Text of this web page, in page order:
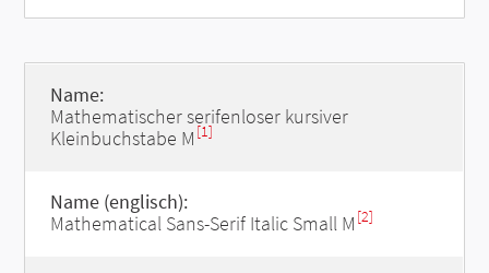
Name:
Mathematischer serifenloser kursiver
Kleinbuchstabe M [1]
Name (englisch):
Mathematical Sans-Serif Italic Small M [2]